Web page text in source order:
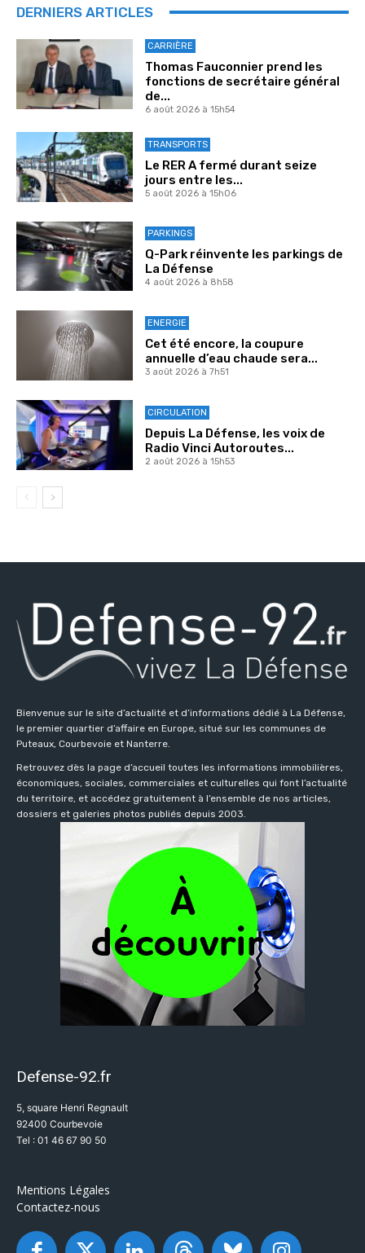
DERNIERS ARTICLES
CARRIÈRE
Thomas Fauconnier prend les
fonctions de secrétaire général
de...
6 août 2026 à 15h54
TRANSPORTS
Le RER A fermé durant seize
jours entre les...
5 août 2026 à 15h06
PARKINGS
Q-Park réinvente les parkings de
La Défense
4 août 2026 à 8h58
ENERGIE
Cet été encore, la coupure
annuelle d’eau chaude sera...
3 août 2026 à 7h51
CIRCULATION
Depuis La Défense, les voix de
Radio Vinci Autoroutes...
2 août 2026 à 15h53
Bienvenue sur le site d’actualité et d’informations dédié à La Défense,
le premier quartier d’affaire en Europe, situé sur les communes de
Puteaux, Courbevoie et Nanterre.
Retrouvez dès la page d’accueil toutes les informations immobilières,
économiques, sociales, commerciales et culturelles qui font l’actualité
du territoire, et accédez gratuitement à l’ensemble de nos articles,
dossiers et galeries photos publiés depuis 2003.
Defense-92.fr
5, square Henri Regnault
92400 Courbevoie
Tel : 01 46 67 90 50
Mentions Légales
Contactez-nous